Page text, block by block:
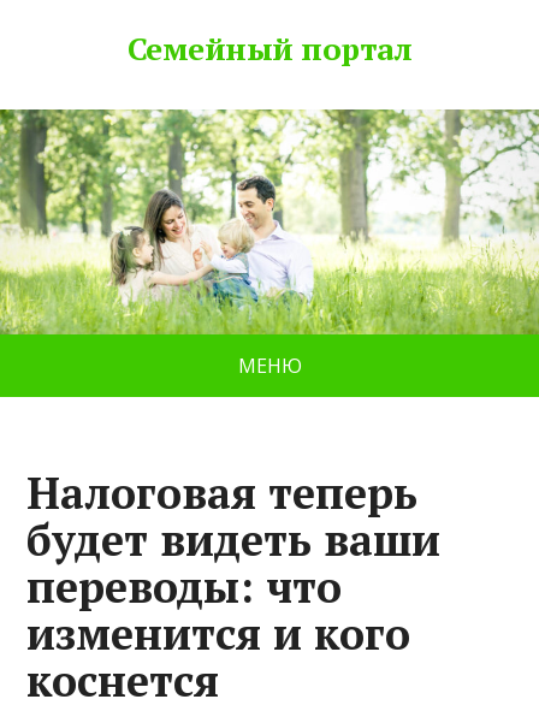
Семейный портал
МЕНЮ
Налоговая теперь
будет видеть ваши
переводы: что
изменится и кого
коснется